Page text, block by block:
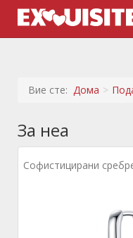
Вие сте: Дома
За неа
Софистицирани